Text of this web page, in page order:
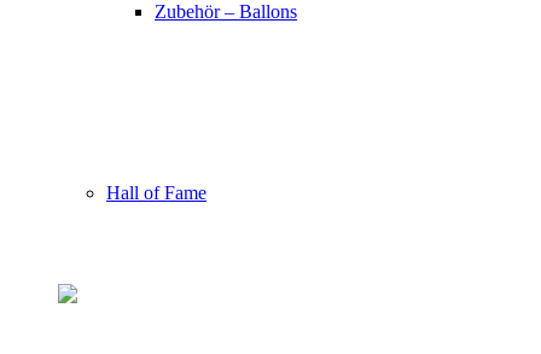
Zubehör – Ballons
Hall of Fame